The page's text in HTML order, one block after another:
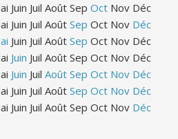
Juin Juil Août Sep Oct Nov Déc
Juin Juil Août Sep Oct Nov Déc
Juin Juil Août Sep Oct Nov Déc
Juin Juil Août Sep Oct Nov Déc
Juin Juil Août Sep Oct Nov Déc
Juin Juil Août Sep Oct Nov Déc
Juin Juil Août Sep Oct Nov Déc